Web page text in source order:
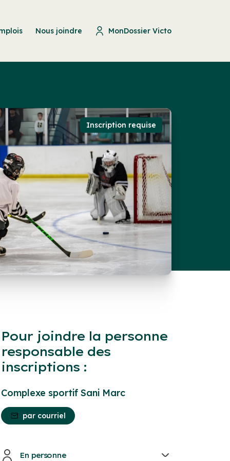
Nous joindre MonDossier Victo
Inscription requise
Pour joindre la personne
responsable des
inscriptions :
Complexe sportif Sani Marc
par courriel
En personne